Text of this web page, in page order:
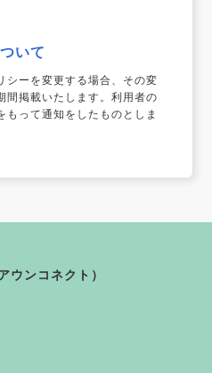
いて
シーを変更する場合、その変
間掲載いたします。利用者の
もって通知をしたものとしま
ンコネクト）